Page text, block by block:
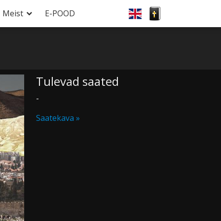
Meist E-POOD
Tulevad saated
-
Saatekava »